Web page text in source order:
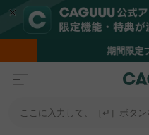
期間限定フラッ
ここに入力して、［↵］ボタン